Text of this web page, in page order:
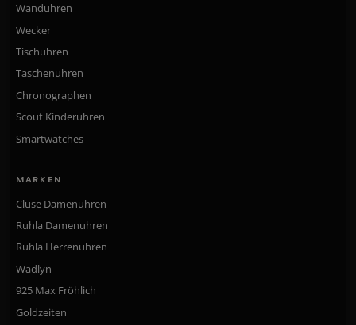
Wanduhren
Wecker
Tischuhren
Taschenuhren
Chronographen
Scout Kinderuhren
Smartwatches
MARKEN
Cluse Damenuhren
Ruhla Damenuhren
Ruhla Herrenuhren
Wadlyn
925 Max Fröhlich
Goldzeiten